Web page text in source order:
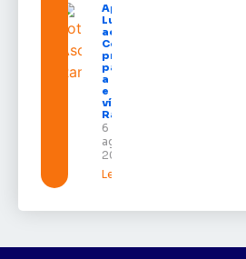
Após veto,
Lula envia
ao
Congresso
projeto
para criar
a UNIFRON
e grava
vídeo para
Randolfe
6 de
agosto de
2026
Leia mais »